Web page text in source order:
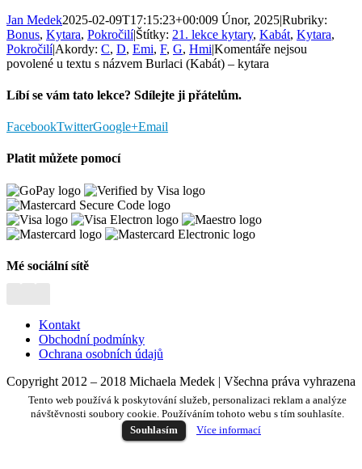
Jan Medek2025-02-09T17:15:23+00:009 Únor, 2025|Rubriky:
Bonus, Kytara, Pokročilí|Štítky: 21. lekce kytary, Kabát, Kytara,
Pokročilí|Akordy: C, D, Emi, F, G, Hmi|Komentáře nejsou
povolené u textu s názvem Burlaci (Kabát) – kytara
Líbí se vám tato lekce? Sdílejte ji přátelům.
FacebookTwitterGoogle+Email
Platit můžete pomocí
Mé sociální sítě
Kontakt
Obchodní podmínky
Ochrana osobních údajů
Copyright 2012 – 2018 Michaela Medek | Všechna práva vyhrazena
Tento web používá k poskytování služeb, personalizaci reklam a analýze
návštěvnosti soubory cookie. Používáním tohoto webu s tím souhlasíte.
Souhlasím
Více informací